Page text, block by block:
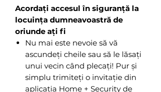
Acordați accesul în siguranță la
locuința dumneavoastră de
oriunde ați fi
Nu mai este nevoie să vă
ascundeți cheile sau să le lăsați
unui vecin când plecați! Pur și
simplu trimiteți o invitație din
aplicația Home + Security de